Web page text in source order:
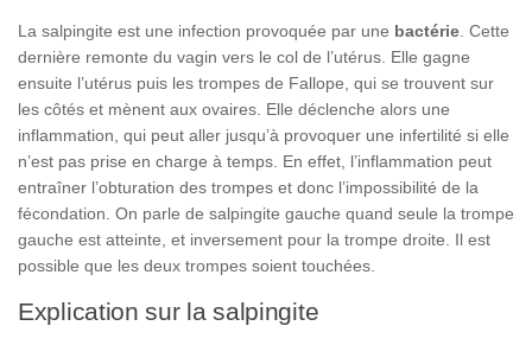
La salpingite est une infection provoquée par une bactérie . Cette
dernière remonte du vagin vers le col de l’utérus. Elle gagne
ensuite l’utérus puis les trompes de Fallope, qui se trouvent sur
les côtés et mènent aux ovaires. Elle déclenche alors une
inflammation, qui peut aller jusqu’à provoquer une infertilité si elle
n’est pas prise en charge à temps. En effet, l’inflammation peut
entraîner l’obturation des trompes et donc l’impossibilité de la
fécondation. On parle de salpingite gauche quand seule la trompe
gauche est atteinte, et inversement pour la trompe droite. Il est
possible que les deux trompes soient touchées.
Explication sur la salpingite